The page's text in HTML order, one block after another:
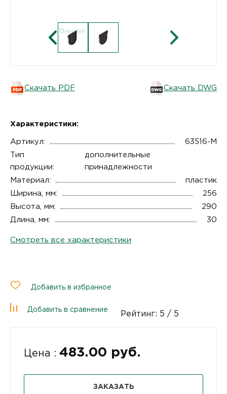
Скачать PDF Скачать DWG
Характеристики:
Артикул:
63516-М
Тип
продукции:
дополнительные
принадлежности
Материал:
пластик
Ширина, мм:
256
Высота, мм:
290
Длина, мм:
30
Смотреть все характеристики
Добавить в избранное
Добавить в сравнение
Рейтинг: 5 / 5
Цена : 483.00 руб.
ЗАКАЗАТЬ